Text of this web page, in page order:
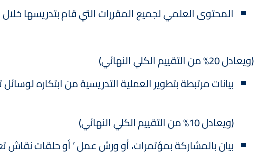
المحتوى العلمي لجميع المقررات التي قام بتدريسها
(ويعادل 20% من التقييم الكلي النهائي)
بيانات مرتبطة بتطوير العملية التدريسية من ابتكاره
(ويعادل 10% من التقييم الكلي النهائي)
بيان بالمشاركة بمؤتمرات، أو ورش عمل ’ أو حلقات نقاش